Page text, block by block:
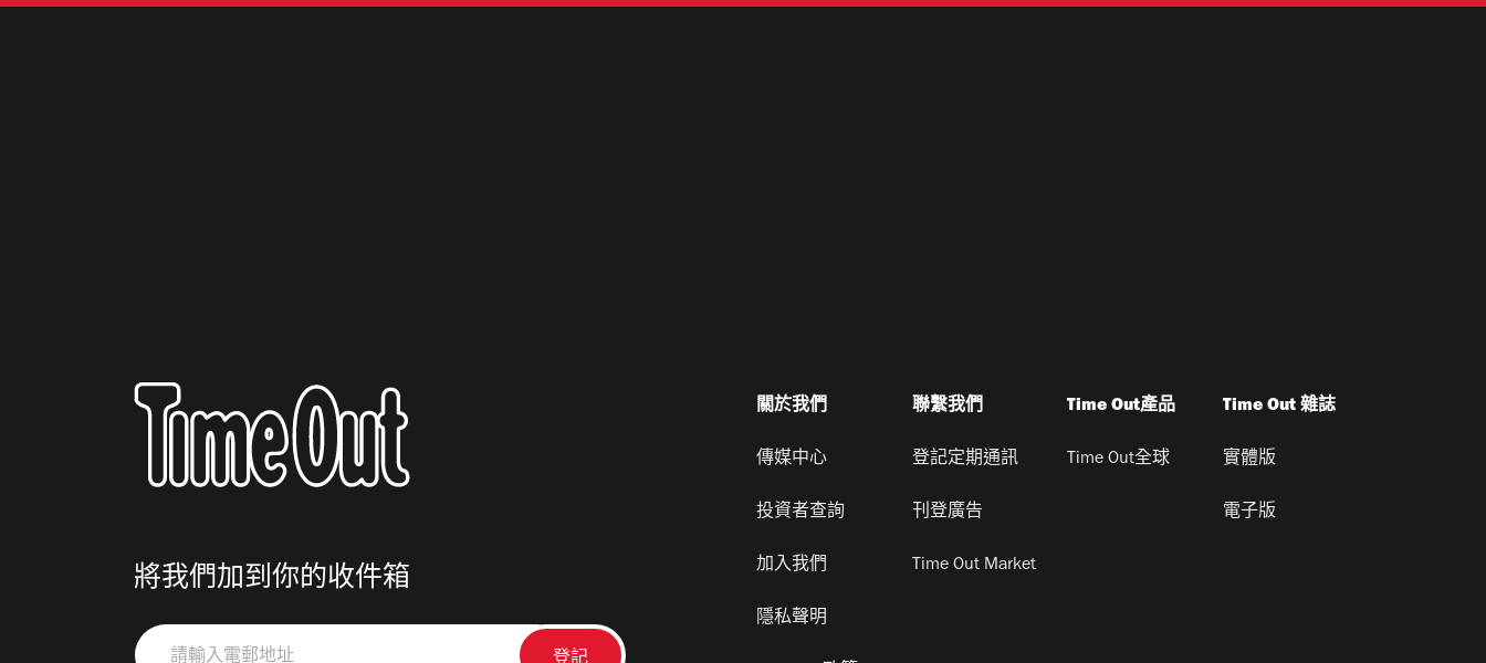
將我們加到你的收件箱
請
關於我們
傳媒中心
投資者查詢
加入我們
隱私聲明
聯繫我們
登記定期通訊
刊登廣告
Time Out Market
Time Out產品
Time Out全球
Time Out 雜誌
實體版
電子版